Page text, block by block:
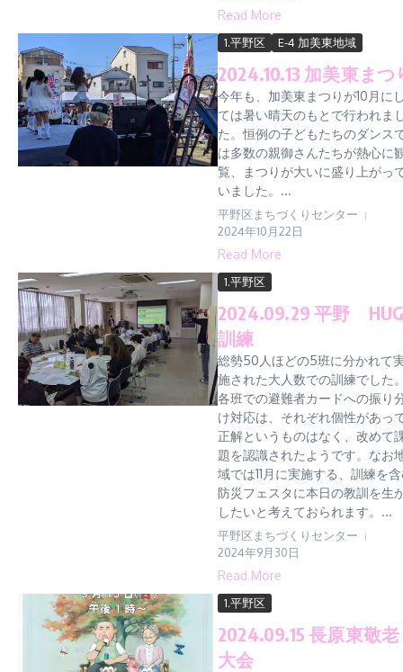
Read More
1.平野区 E-4 加美東地域
2024.10.13 加美東まつ
今年も、加美東まつりが10月に
ては暑い晴天のもとで行われま
た。恒例の子どもたちのダンス
は多数の親御さんたちが熱心に
覧、まつりが大いに盛り上がっ
いました。...
平野区まちづくりセンター
2024年10月22日
Read More
1.平野区
2024.09.29 平野
訓練
総勢50人ほどの5班に分かれて
施された大人数での訓練でした
各班での避難者カードへの振り
け対応は、それぞれ個性があっ
正解というものはなく、改めて
題を認識されたようです。なお
域では11月に実施する、訓練を
防災フェスタに本日の教訓を生
したいと考えておられます。...
平野区まちづくりセンター
2024年9月30日
Read More
1.平野区
2024.09.15 長原東敬老
大会